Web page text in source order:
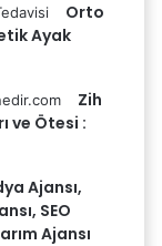
Orto
Ayak
Zih
ve Ötesi :
Ajansı,
SEO
Ajansı